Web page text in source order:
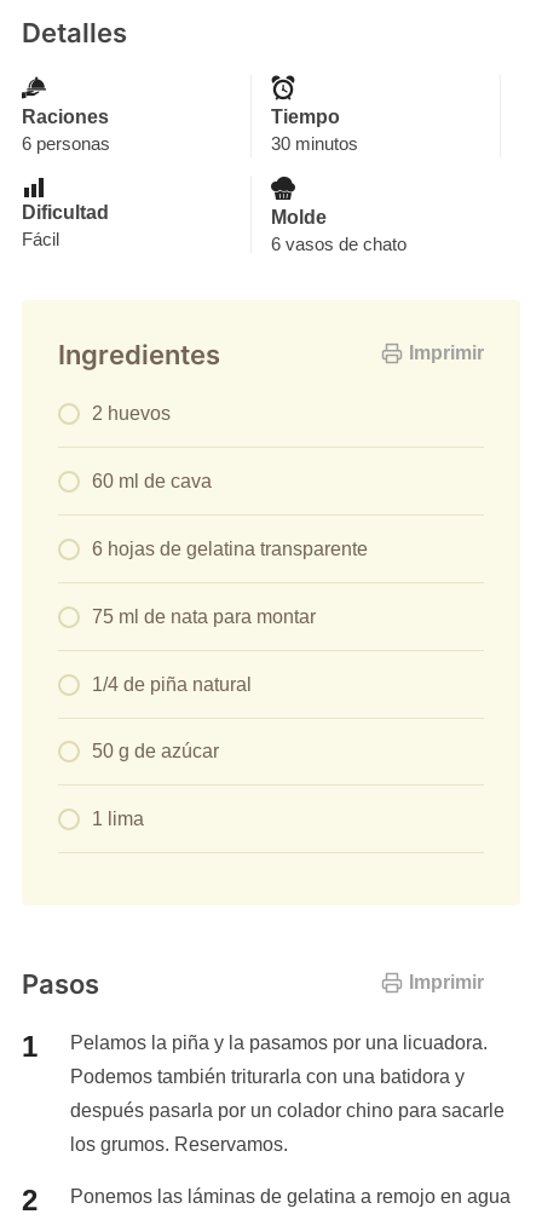
Detalles
Raciones
6 personas
Tiempo
30 minutos
Dificultad
Fácil
Molde
6 vasos de chato
Imprimir
Ingredientes
2 huevos
60 ml de cava
6 hojas de gelatina transparente
75 ml de nata para montar
1/4 de piña natural
50 g de azúcar
1 lima
Imprimir
Pasos
Pelamos la piña y la pasamos por una licuadora.
Podemos también triturarla con una batidora y
después pasarla por un colador chino para sacarle
los grumos. Reservamos.
Ponemos las láminas de gelatina a remojo en agua